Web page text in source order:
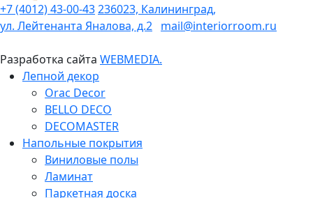
+7 (4012) 43-00-43236023, Калининград,
ул. Лейтенанта Яналова, д.2 mail@interiorroom.ru
Разработка сайта WEBMEDIA.
Лепной декор
Orac Decor
BELLO DECO
DECOMASTER
Напольные покрытия
Виниловые полы
Ламинат
Паркетная доска